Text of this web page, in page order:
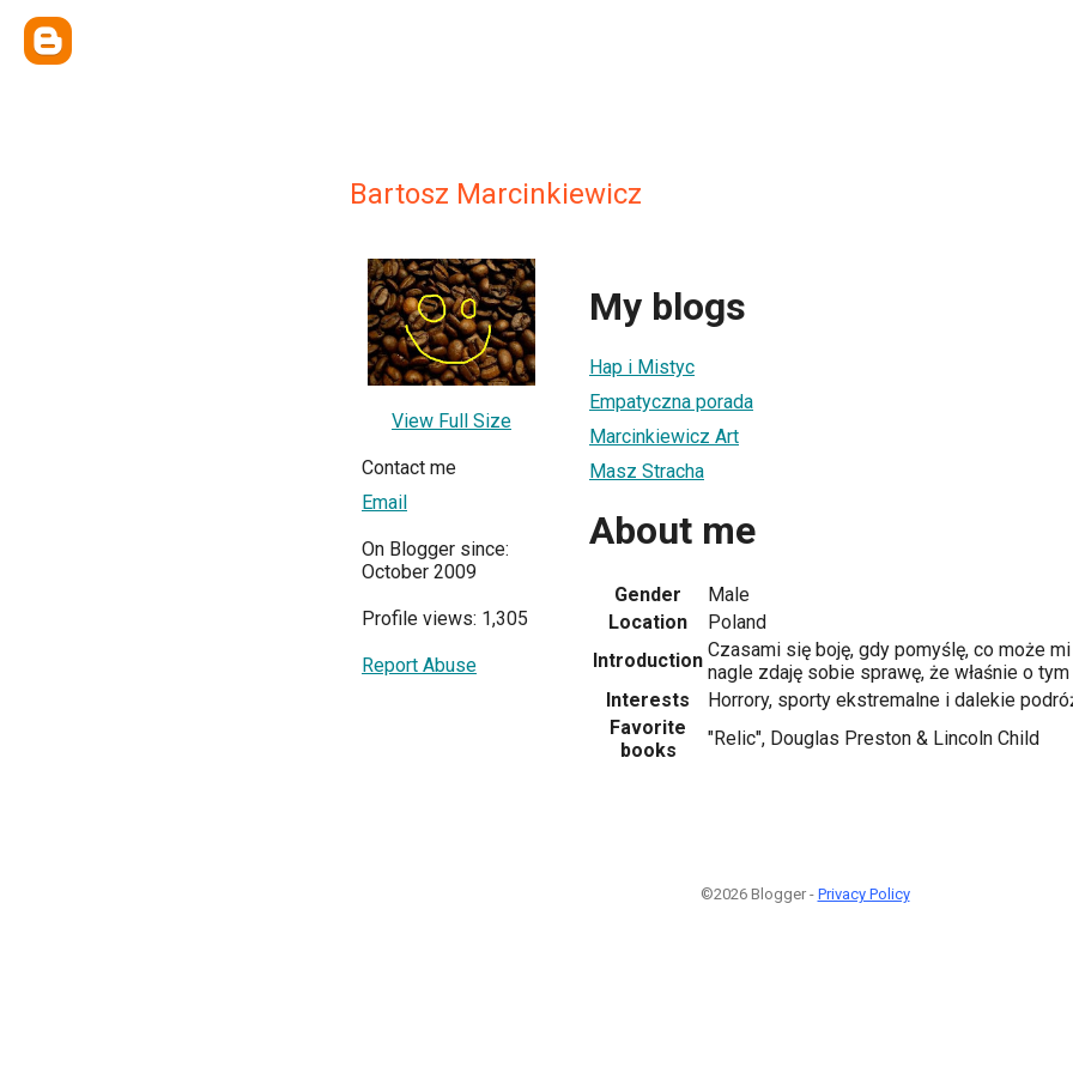
Bartosz Marcinkiewicz
View Full Size
Contact me
Email
On Blogger since:
October 2009
Profile views: 1,305
Report Abuse
My blogs
Hap i Mistyc
Empatyczna porada
Marcinkiewicz Art
Masz Stracha
About me
Gender
Male
Location
Poland
Introduction Czasami się boję, gdy pomyślę, co może
nagle zdaję sobie sprawę, że właśnie o tym
Interests
Horrory, sporty ekstremalne i dalekie
Favorite
books
"Relic", Douglas Preston & Lincoln Child
©2026 Blogger - Privacy Policy